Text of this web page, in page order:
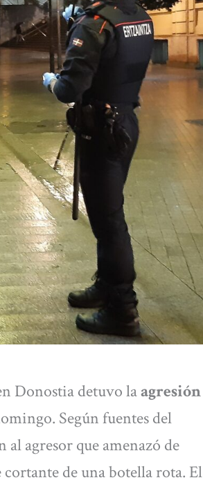
Donostia detuvo laagresión
Según fuentes del
agresor que amenazó de
de una botella rota. El